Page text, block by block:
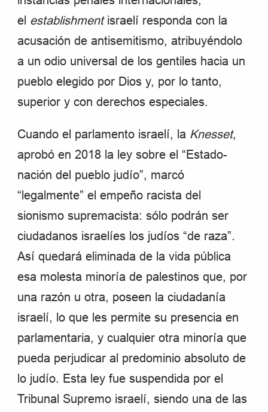
el establishmentisraelí responda con la
acusación de antisemitismo, atribuyéndolo
a un odio universal de los gentiles hacia un
pueblo elegido por Dios y, por lo tanto,
superior y con derechos especiales.
Cuando el parlamento israelí, la Knesset,
aprobó en 2018 la ley sobre el “Estado-
nación del pueblo judío”, marcó
“legalmente” el empeño racista del
sionismo supremacista: sólo podrán ser
ciudadanos israelíes los judíos “de raza”.
Así quedará eliminada de la vida pública
esa molesta minoría de palestinos que, por
una razón u otra, poseen la ciudadanía
israelí, lo que les permite su presencia en
parlamentaria, y cualquier otra minoría que
pueda perjudicar al predominio absoluto de
lo judío. Esta ley fue suspendida por el
Tribunal Supremo israelí, siendo una de las